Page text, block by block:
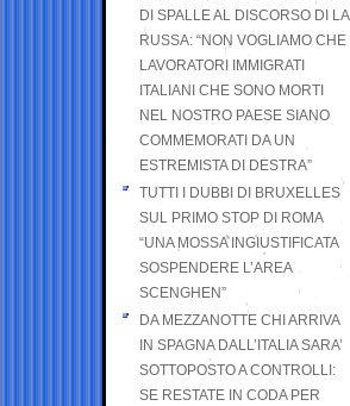
DI SPALLE AL DISCORSO DI LA
RUSSA: “NON VOGLIAMO CHE
LAVORATORI IMMIGRATI
ITALIANI CHE SONO MORTI
NEL NOSTRO PAESE SIANO
COMMEMORATI DA UN
ESTREMISTA DI DESTRA”
TUTTI I DUBBI DI BRUXELLES
SUL PRIMO STOP DI ROMA
“UNA MOSSA INGIUSTIFICATA
SOSPENDERE L’AREA
SCENGHEN”
DA MEZZANOTTE CHI ARRIVA
IN SPAGNA DALL’ITALIA SARA’
SOTTOPOSTO A CONTROLLI:
SE RESTATE IN CODA PER